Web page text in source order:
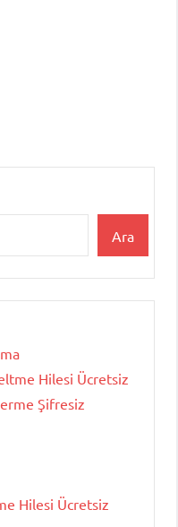
Ara
Hilesi Ücretsiz
Şifresiz
Hilesi Ücretsiz